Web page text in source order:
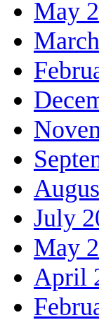
May
July
May
April